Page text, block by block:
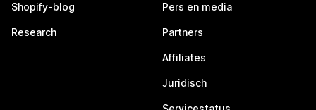
Shopify-blog
Research
Pers en media
Partners
Affiliates
Juridisch